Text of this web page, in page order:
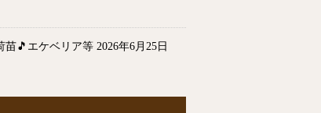
苗🎵エケベリア等 2026年6月25日